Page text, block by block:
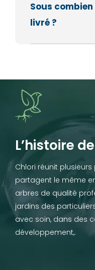
Sous
livré ?
L’histoire
Chlori réunit
partagent le même
arbres de qualité
jardins des
avec soin, dans des
développement,.